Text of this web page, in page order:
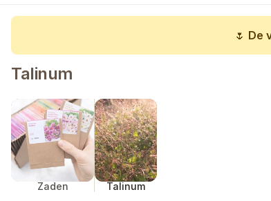
🌷 De
Talinum
Zaden Talinum